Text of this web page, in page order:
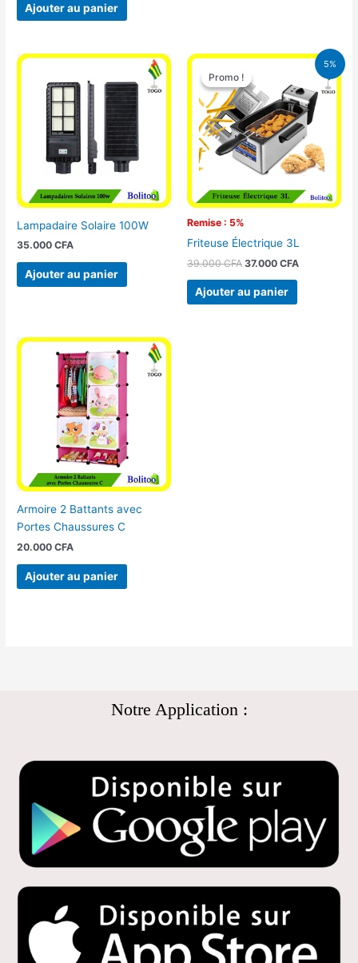
Ajouter au panier
Lampadaire Solaire 100W
35.000CFA
Ajouter au panier
5%
Promo !
Remise : 5%
Promo !
Friteuse Électrique 3L
39.000CFA
Le
initial
était :
39.000 CFA.
37.000 CFA
Le
prix
actuel
est :
37.000 CFA.
Ajouter au panier
Armoire 2 Battants avec
Portes Chaussures C
20.000CFA
Ajouter au panier
Notre Application :